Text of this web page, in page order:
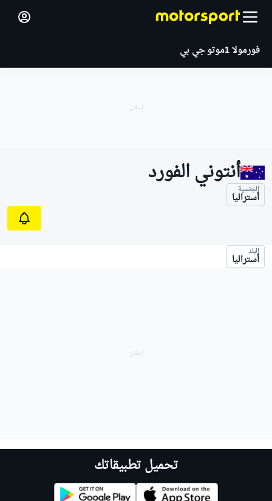
فورمولا 1 موتو جي بي
أنتوني الفورد
الجنسية
أستراليا
البلد
أستراليا
تحميل تطبيقاتك